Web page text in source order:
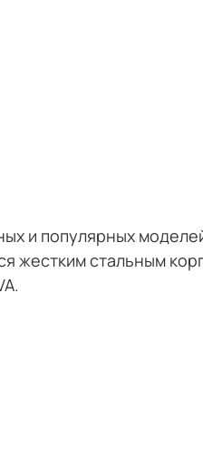
и популярных
жестким стальным